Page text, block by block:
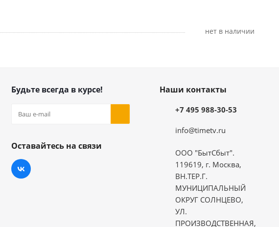
Нет в наличии
Будьте всегда в курсе!
Оставайтесь на связи
Наши контакты
+7 495 988-30-53
info@timetv.ru
ООО "БытСбыт".
119619, г. Москва,
ВН.ТЕР.Г.
МУНИЦИПАЛЬНЫЙ
ОКРУГ СОЛНЦЕВО,
УЛ.
ПРОИЗВОДСТВЕННАЯ,